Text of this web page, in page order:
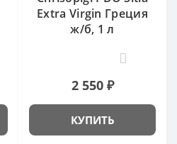
Extra Virgin Греция
ж/б, 1 л
2 550 ₽
КУПИТЬ